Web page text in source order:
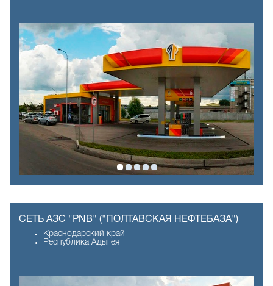
СЕТЬ АЗС "PNB" ("ПОЛТАВСКАЯ НЕФТЕБАЗА")
Краснодарский край
Республика Адыгея